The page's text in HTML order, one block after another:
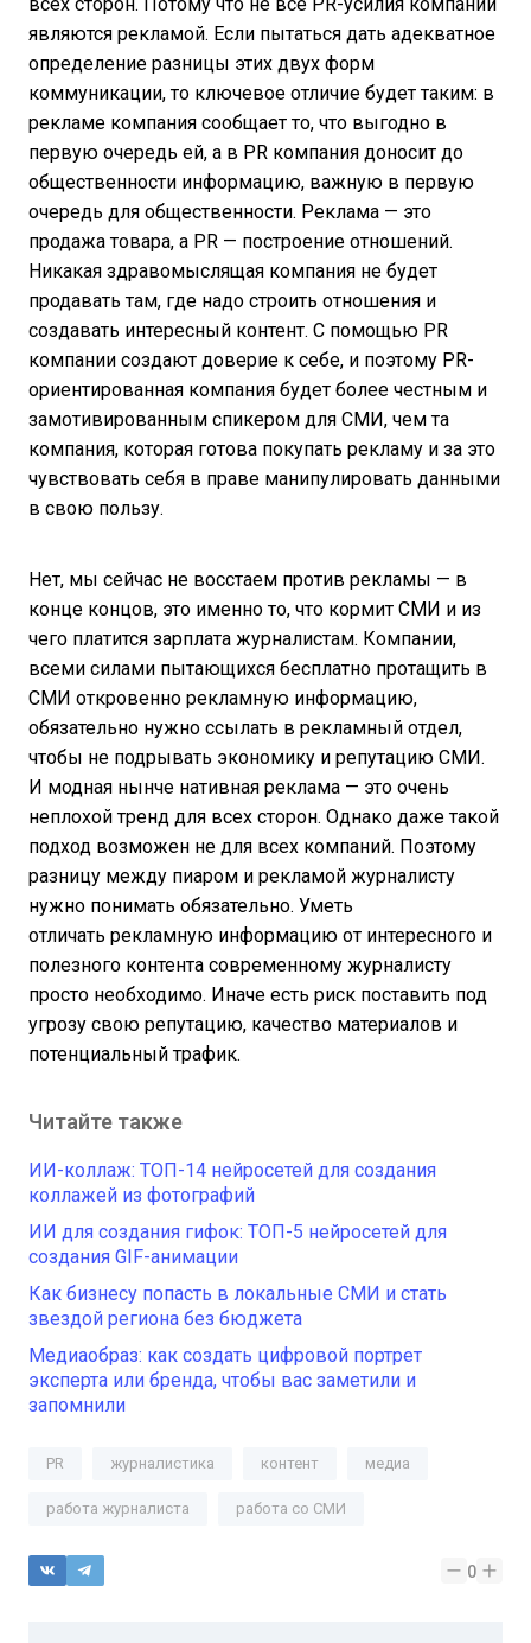
являются рекламой. Если пытаться дать адекватное
определение разницы этих двух форм
коммуникации, то ключевое отличие будет таким: в
рекламе компания сообщает то, что выгодно в
первую очередь ей, а в PR компания доносит до
общественности информацию, важную в первую
очередь для общественности. Реклама — это
продажа товара, а PR — построение отношений.
Никакая здравомыслящая компания не будет
продавать там, где надо строить отношения и
создавать интересный контент. С помощью PR
компании создают доверие к себе, и поэтому PR-
ориентированная компания будет более честным и
замотивированным спикером для СМИ, чем та
компания, которая готова покупать рекламу и за это
чувствовать себя в праве манипулировать данными
в свою пользу.
Нет, мы сейчас не восстаем против рекламы — в
конце концов, это именно то, что кормит СМИ и из
чего платится зарплата журналистам. Компании,
всеми силами пытающихся бесплатно протащить в
СМИ откровенно рекламную информацию,
обязательно нужно ссылать в рекламный отдел,
чтобы не подрывать экономику и репутацию СМИ.
И модная нынче нативная реклама — это очень
неплохой тренд для всех сторон. Однако даже такой
подход возможен не для всех компаний. Поэтому
разницу между пиаром и рекламой журналисту
нужно понимать обязательно. Уметь
отличать рекламную информацию от интересного и
полезного контента современному журналисту
просто необходимо. Иначе есть риск поставить под
угрозу свою репутацию, качество материалов и
потенциальный трафик.
Читайте также
ИИ-коллаж: ТОП-14 нейросетей для создания
коллажей из фотографий
ИИ для создания гифок: ТОП-5 нейросетей для
создания GIF-анимации
Как бизнесу попасть в локальные СМИ и стать
звездой региона без бюджета
Медиаобраз: как создать цифровой портрет
эксперта или бренда, чтобы вас заметили и
запомнили
PR журналистика контент медиа
работа журналиста работа со СМИ
0